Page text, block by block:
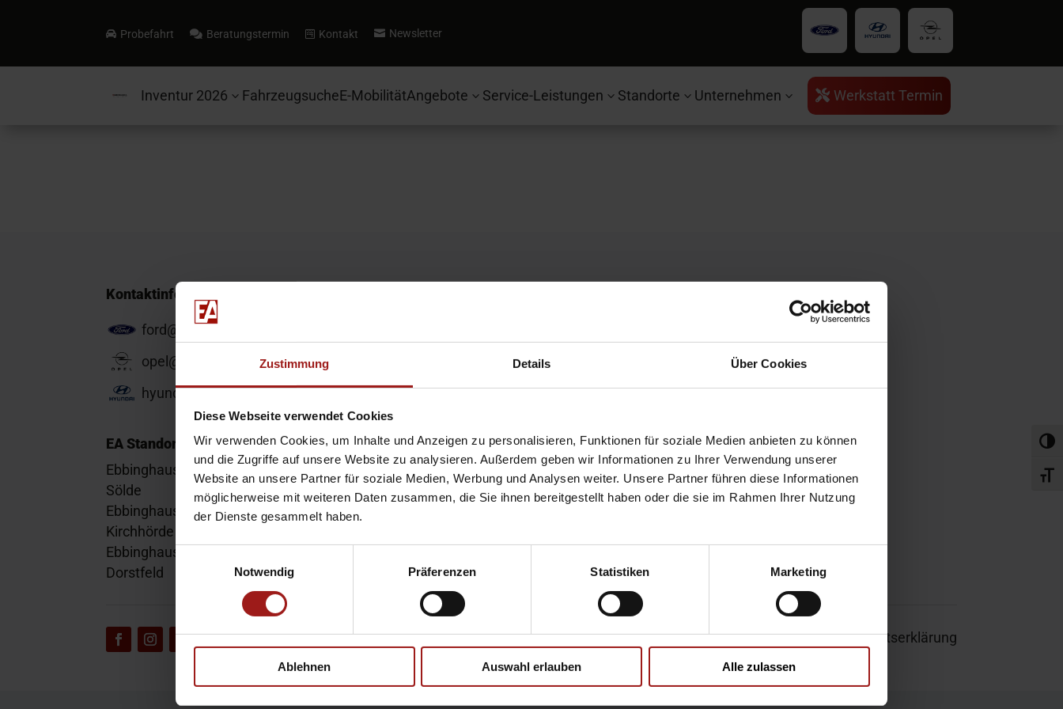
Zustimmung Details Über Cookies
Diese Webseite verwendet Cookies
Wir verwenden Cookies, um Inhalte und Anzeigen zu personalisieren, Funktionen für soziale Medien anbieten zu können
und die Zugriffe auf unsere Website zu analysieren. Außerdem geben wir Informationen zu Ihrer Verwendung unserer
Website an unsere Partner für soziale Medien, Werbung und Analysen weiter. Unsere Partner führen diese Informationen
möglicherweise mit weiteren Daten zusammen, die Sie ihnen bereitgestellt haben oder die sie im Rahmen Ihrer Nutzung
der Dienste gesammelt haben.
Einwilligungsauswahl
Notwendig
Präferenzen Statistiken Marketing
Ablehnen Auswahl erlauben Alle zulassen
 Probefahrt  Beratungstermin  Kontakt  Newsletter
Inventur 2026 3 FahrzeugsucheE-MobilitätAngebote 3 Service-Leistungen 3 Standorte 3 Unternehmen 3  Werkstatt Termin
Kontaktinformationen
ford@ea-mail.de
opel@ea-mail.de
hyundai@ea-mail.de
Ford
Opel
Beratungstermin
Probefahrt
EA Standorte
Ebbinghaus am Flughafen – Dortmund
Sölde
Ebbinghaus am Tierpark – Dortmund
Kirchhörde
Ebbinghaus Autozentrum – Dortmund
Dorstfeld
Ebbinghaus Ford Store – Bochum
Ebbinghaus in Hamm
Datenschutzerklärung|Impressum|Garantie|Barrierefreiheitserklärung